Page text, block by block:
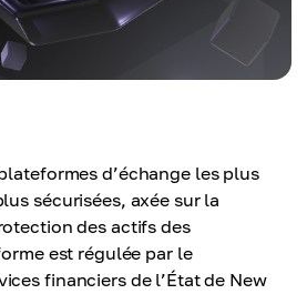
d’échange les plus
sécurisées, axée sur la
des actifs des
est régulée par le
financiers de l’État de New